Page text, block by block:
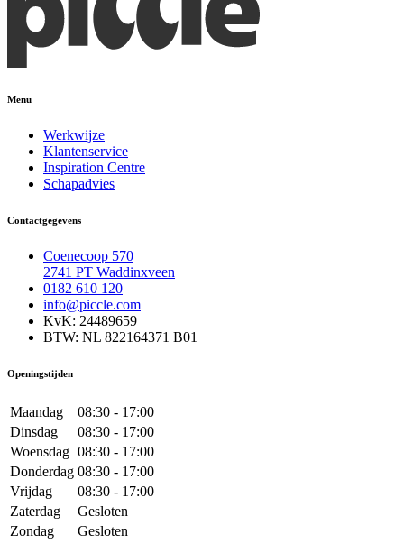
Menu
Werkwijze
Klantenservice
Inspiration Centre
Schapadvies
Contactgegevens
Coenecoop 570
2741 PT Waddinxveen
0182 610 120
info@piccle.com
KvK: 24489659
BTW: NL 822164371 B01
Openingstijden
Maandag
08:30 - 17:00
Dinsdag
08:30 - 17:00
Woensdag 08:30 - 17:00
Donderdag 08:30 - 17:00
Vrijdag
08:30 - 17:00
Zaterdag
Gesloten
Zondag
Gesloten